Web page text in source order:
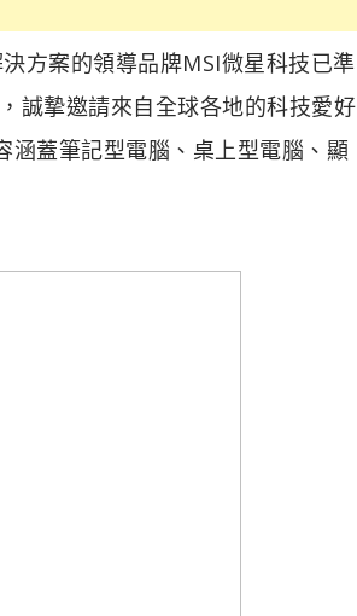
方案的領導品牌MSI微星科技已準
誠摯邀請來自全球各地的科技愛好
涵蓋筆記型電腦、桌上型電腦、顯